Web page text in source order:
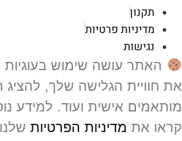
תקנון
מדיניות פרטיות
נגישות
האתר עושה שימוש בעוגיות
חוויית הגלישה שלך, להציג
אישית ועוד. למידע
אתמדיניות הפרטיותשלנו.